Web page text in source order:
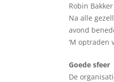
Robin
Na alle
avond
‘M optraden
Goede sfeer
De